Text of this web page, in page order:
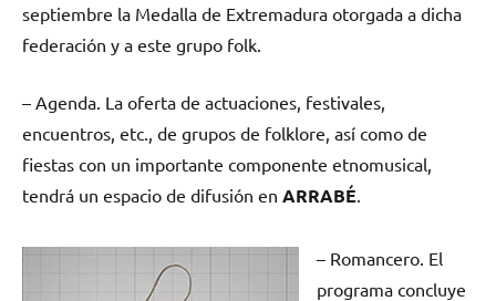
septiembre la Medalla de Extremadura otorgada a dicha
federación y a este grupo folk.
– Agenda. La oferta de actuaciones, festivales,
encuentros, etc., de grupos de folklore, así como de
fiestas con un importante componente etnomusical,
tendrá un espacio de difusión en ARRABÉ
– Romancero. El
programa concluye